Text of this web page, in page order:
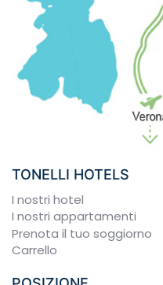
TONELLI HOTELS
I nostri hotel
I nostri appartamenti
Prenota il tuo soggiorno
Carrello